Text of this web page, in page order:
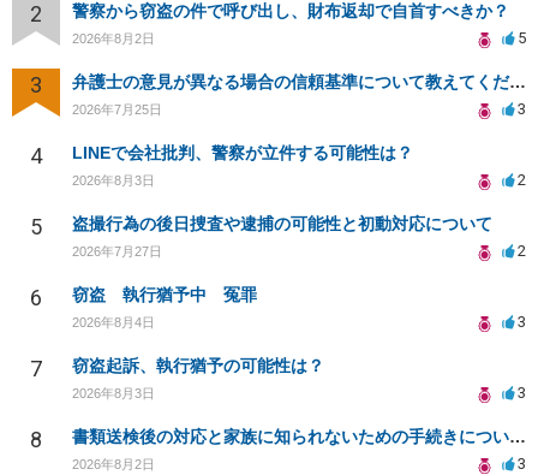
2 警察から窃盗の件で呼び出し、財布返却で自首すべきか？
2026年8月2日 5
3 弁護士の意見が異なる場合の信頼基準について教えてください
2026年7月25日 3
4 LINEで会社批判、警察が立件する可能性は？
2026年8月3日 2
5 盗撮行為の後日捜査や逮捕の可能性と初動対応について
2026年7月27日 2
6 窃盗 執行猶予中 冤罪
2026年8月4日 3
7 窃盗起訴、執行猶予の可能性は？
2026年8月3日 3
8 書類送検後の対応と家族に知られないための手続きについて相談
2026年8月2日 3